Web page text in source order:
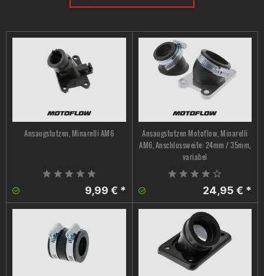
Ansaugstutzen, Minarelli AM6
9,99 € *
Ansaugstutzen Motoflow, Minarelli
AM6, Anschlussweite: 24mm / 35mm,
variabel
24,95 € *